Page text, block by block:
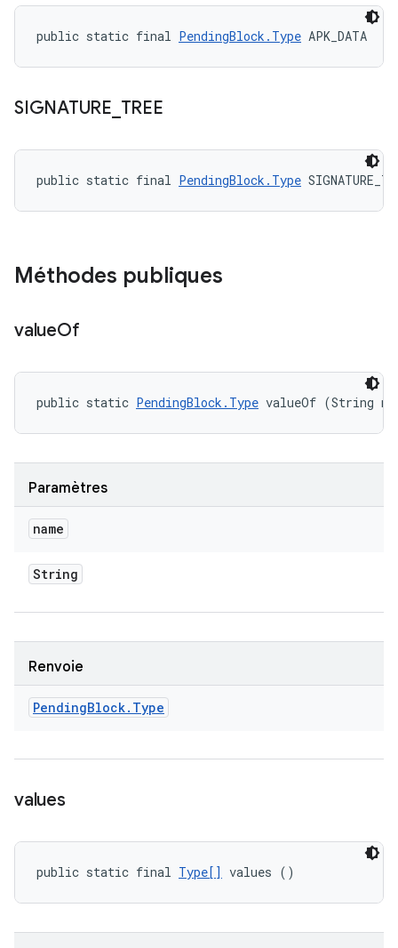
public static final PendingBlock.Type APK_DATA
SIGNATURE TREE
public static final PendingBlock.Type
Méthodes publiques
valueOf
public static PendingBlock.Type valueOf (String
Paramètres
name
String
Renvoie
PendingBlock. Type
values
public static final Type[] values ()